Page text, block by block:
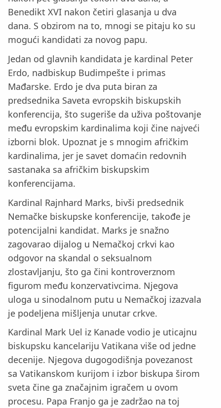
Benedikt XVI nakon četiri glasanja u dva
dana. S obzirom na to, mnogi se pitaju ko su
mogući kandidati za novog papu.
Jedan od glavnih kandidata je kardinal Peter
Erdo, nadbiskup Budimpešte i primas
Mađarske. Erdo je dva puta biran za
predsednika Saveta evropskih biskupskih
konferencija, što sugeriše da uživa poštovanje
među evropskim kardinalima koji čine najveći
izborni blok. Upoznat je s mnogim afričkim
kardinalima, jer je savet domaćin redovnih
sastanaka sa afričkim biskupskim
konferencijama.
Kardinal Rajnhard Marks, bivši predsednik
Nemačke biskupske konferencije, takođe je
potencijalni kandidat. Marks je snažno
zagovarao dijalog u Nemačkoj crkvi kao
odgovor na skandal o seksualnom
zlostavljanju, što ga čini kontroverznom
figurom među konzervativcima. Njegova
uloga u sinodalnom putu u Nemačkoj izazvala
je podeljena mišljenja unutar crkve.
Kardinal Mark Uel iz Kanade vodio je uticajnu
biskupsku kancelariju Vatikana više od jedne
decenije. Njegova dugogodišnja povezanost
sa Vatikanskom kurijom i izbor biskupa širom
sveta čine ga značajnim igračem u ovom
procesu. Papa Franjo ga je zadržao na toj